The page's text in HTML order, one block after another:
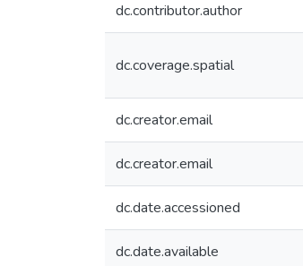
dc.contributor.author
dc.coverage.spatial
dc.creator.email
dc.creator.email
dc.date.accessioned
dc.date.available